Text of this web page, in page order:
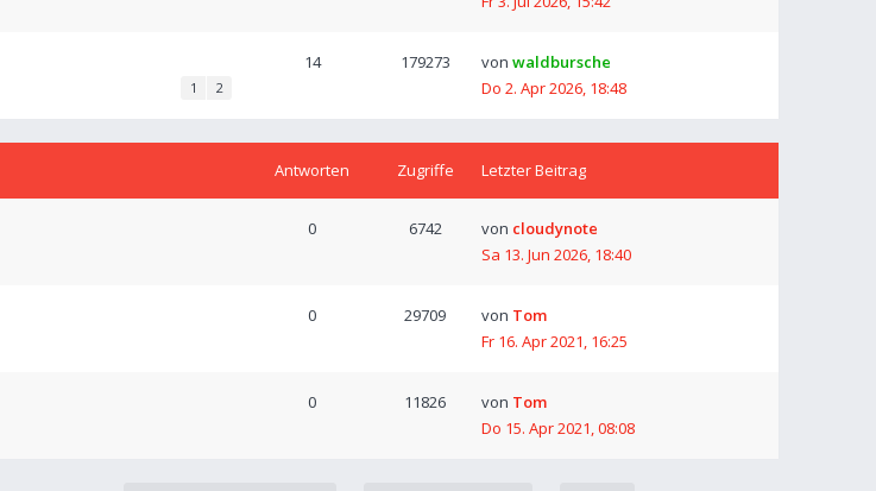
1 2
14 179273 von waldbursche
Do 2. Apr 2026, 18:48
Antworten Zugriffe Letzter Beitrag
0 6742 von cloudynote
Sa 13. Jun 2026, 18:40
0 29709 von Tom
Fr 16. Apr 2021, 16:25
0 11826 von Tom
Do 15. Apr 2021, 08:08